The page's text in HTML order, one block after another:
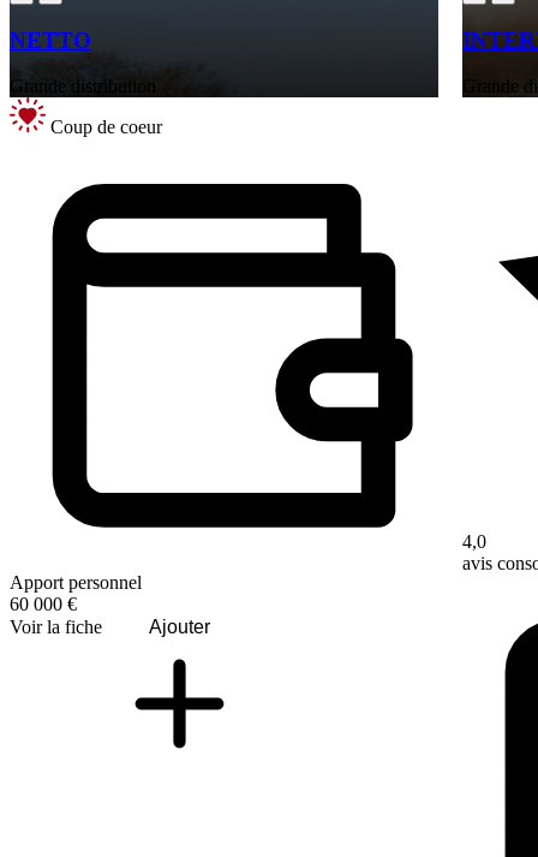
NETTO
Grande distribution
Coup de coeur
Apport personnel
60 000 €
Voir la fiche
Ajouter
Grande
4,0
avis